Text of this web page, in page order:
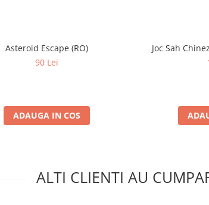
Asteroid Escape (RO)
90 Lei
ADAUGA IN COS
Joc Sah
ALTI CLIENTI AU